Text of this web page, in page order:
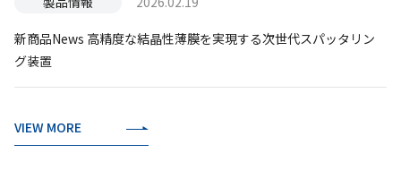
新商品News 高精度な結晶性薄膜を実現する次世代スパッタリン
グ装置
VIEW MORE